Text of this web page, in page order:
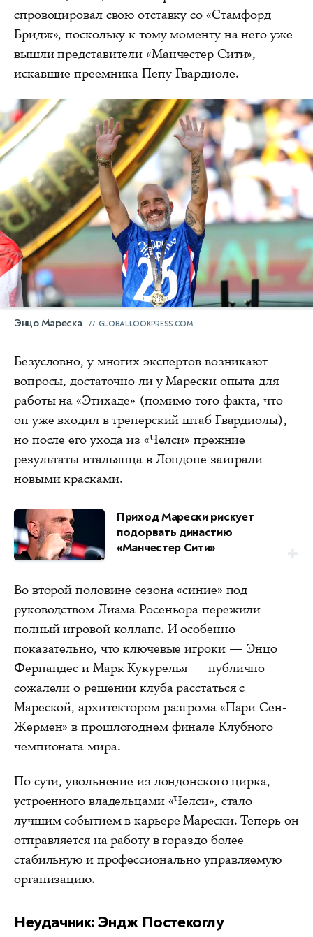
спровоцировал свою отставку со «Стамфорд
Бридж», поскольку к тому моменту на него уже
вышли представители «Манчестер Сити»,
искавшие преемника Пепу Гвардиоле.
Энцо Мареска GLOBALLOOKPRESS.COM
Безусловно, у многих экспертов возникают
вопросы, достаточно ли у Марески опыта для
работы на «Этихаде» (помимо того факта, что
он уже входил в тренерский штаб Гвардиолы),
но после его ухода из «Челси» прежние
результаты итальянца в Лондоне заиграли
новыми красками.
Приход Марески рискует
подорвать династию
«Манчестер Сити»
Во второй половине сезона «синие» под
руководством Лиама Росеньора пережили
полный игровой коллапс. И особенно
показательно, что ключевые игроки — Энцо
Фернандес и Марк Кукурелья — публично
сожалели о решении клуба расстаться с
Мареской, архитектором разгрома «Пари Сен-
Жермен» в прошлогоднем финале Клубного
чемпионата мира.
По сути, увольнение из лондонского цирка,
устроенного владельцами «Челси», стало
лучшим событием в карьере Марески. Теперь он
отправляется на работу в гораздо более
стабильную и профессионально управляемую
организацию.
Неудачник: Эндж Постекоглу